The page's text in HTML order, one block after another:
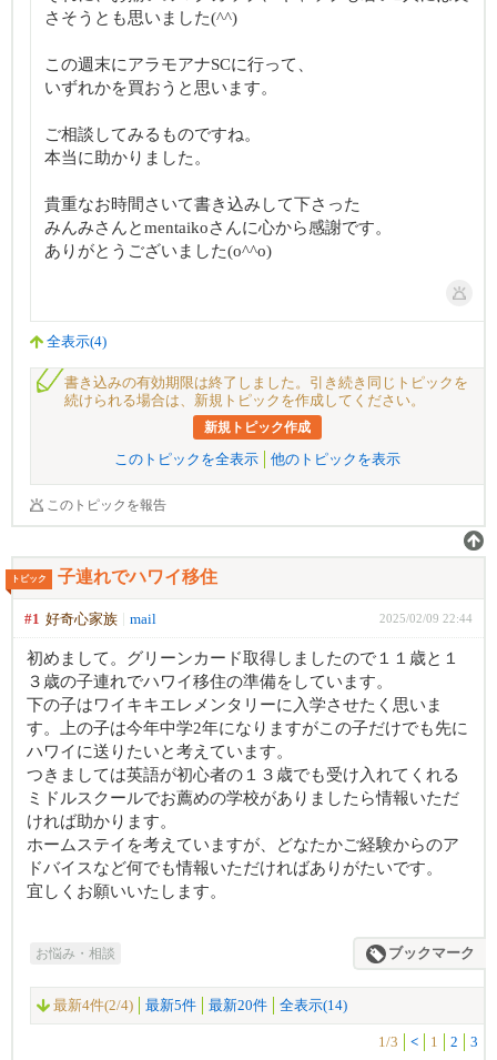
さそうとも思いました(^^)
この週末にアラモアナSCに行って、
いずれかを買おうと思います。
ご相談してみるものですね。
本当に助かりました。
貴重なお時間さいて書き込みして下さった
みんみさんとmentaikoさんに心から感謝です。
ありがとうございました(o^^o)
全表示(4)
書き込みの有効期限は終了しました。引き続き同じトピックを
続けられる場合は、新規トピックを作成してください。
新規トピック作成
このトピックを全表示 他のトピックを表示
このトピックを報告
トピック 子連れでハワイ移住
#1 好奇心家族 mail 2025/02/09 22:44
初めまして。グリーンカード取得しましたので１１歳と１
３歳の子連れでハワイ移住の準備をしています。
下の子はワイキキエレメンタリーに入学させたく思いま
す。上の子は今年中学2年になりますがこの子だけでも先に
ハワイに送りたいと考えています。
つきましては英語が初心者の１３歳でも受け入れてくれる
ミドルスクールでお薦めの学校がありましたら情報いただ
ければ助かります。
ホームステイを考えていますが、どなたかご経験からのア
ドバイスなど何でも情報いただければありがたいです。
宜しくお願いいたします。
お悩み・相談 ブックマーク
最新4件(2/4) 最新5件 最新20件 全表示(14)
1/3 < 1 2 3